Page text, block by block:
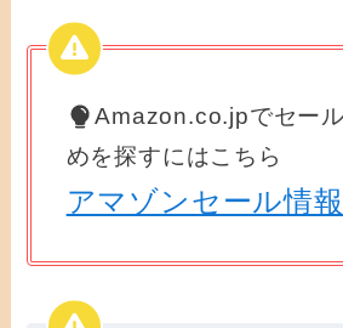
Amazon.co.jpでセー
めを探すにはこちら
アマゾンセール情報